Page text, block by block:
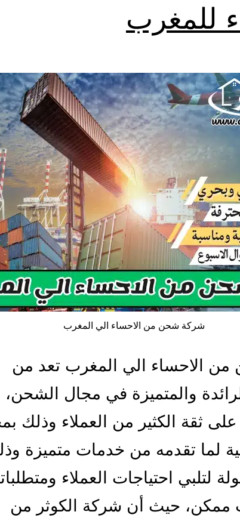
للمغرب
شركة شحن من الاحساء الي المغرب
الاحساء الي المغرب تعد من
والمتميزة في مجال
ثقة الكثير من العملاء وذلك
لما تقدمه من خدمات متميزة
لتلبي احتياجات العملاء
ممكن، حيث أن شركة الكوثر من